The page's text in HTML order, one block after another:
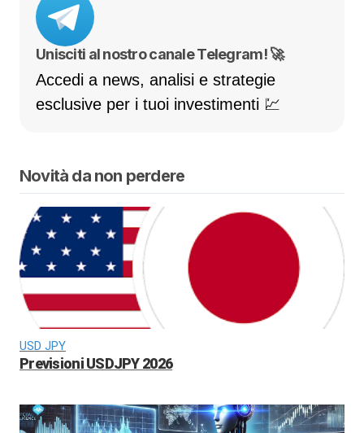
Unisciti al nostro canale Telegram! 🚀
Accedi a news, analisi e strategie
esclusive per i tuoi investimenti 💹
Novità da non perdere
USD JPY
Previsioni USDJPY 2026